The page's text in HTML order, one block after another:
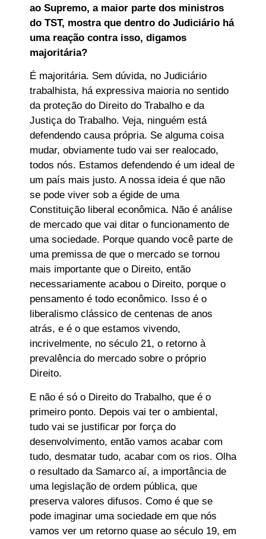
ao Supremo, a maior parte dos ministros
do TST, mostra que dentro do Judiciário há
uma reação contra isso, digamos
majoritária?
É majoritária. Sem dúvida, no Judiciário
trabalhista, há expressiva maioria no sentido
da proteção do Direito do Trabalho e da
Justiça do Trabalho. Veja, ninguém está
defendendo causa própria. Se alguma coisa
mudar, obviamente tudo vai ser realocado,
todos nós. Estamos defendendo é um ideal de
um país mais justo. A nossa ideia é que não
se pode viver sob a égide de uma
Constituição liberal econômica. Não é análise
de mercado que vai ditar o funcionamento de
uma sociedade. Porque quando você parte de
uma premissa de que o mercado se tornou
mais importante que o Direito, então
necessariamente acabou o Direito, porque o
pensamento é todo econômico. Isso é o
liberalismo clássico de centenas de anos
atrás, e é o que estamos vivendo,
incrivelmente, no século 21, o retorno à
prevalência do mercado sobre o próprio
Direito.
E não é só o Direito do Trabalho, que é o
primeiro ponto. Depois vai ter o ambiental,
tudo vai se justificar por força do
desenvolvimento, então vamos acabar com
tudo, desmatar tudo, acabar com os rios. Olha
o resultado da Samarco aí, a importância de
uma legislação de ordem pública, que
preserva valores difusos. Como é que se
pode imaginar uma sociedade em que nós
vamos ver um retorno quase ao século 19, em